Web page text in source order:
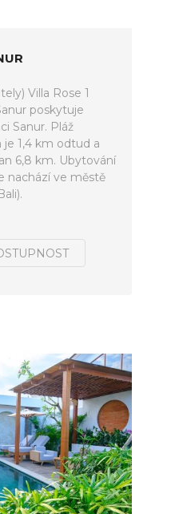
Villa Rose 1
poskytuje
Sanur. Pláž
1,4 km odtud a
6,8 km. Ubytování
nachází ve městě